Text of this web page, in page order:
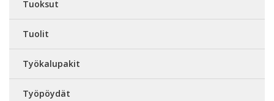
Tuoksut
Tuolit
Työkalupakit
Työpöydät